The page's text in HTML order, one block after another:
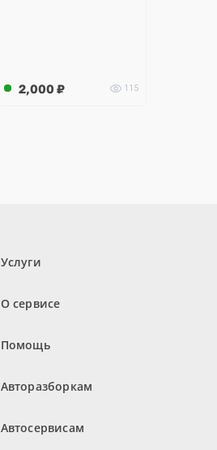
2,000 ₽ 115
Услуги
О сервисе
Помощь
Авторазборкам
Автосервисам